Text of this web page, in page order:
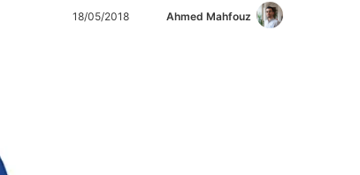
Ahmed Mahfouz
18/05/2018